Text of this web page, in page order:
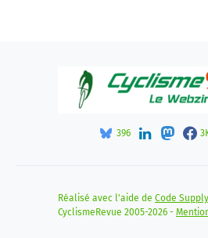
396
Réalisé avec l'aide de Code
CyclismeRevue 2005-2026 -